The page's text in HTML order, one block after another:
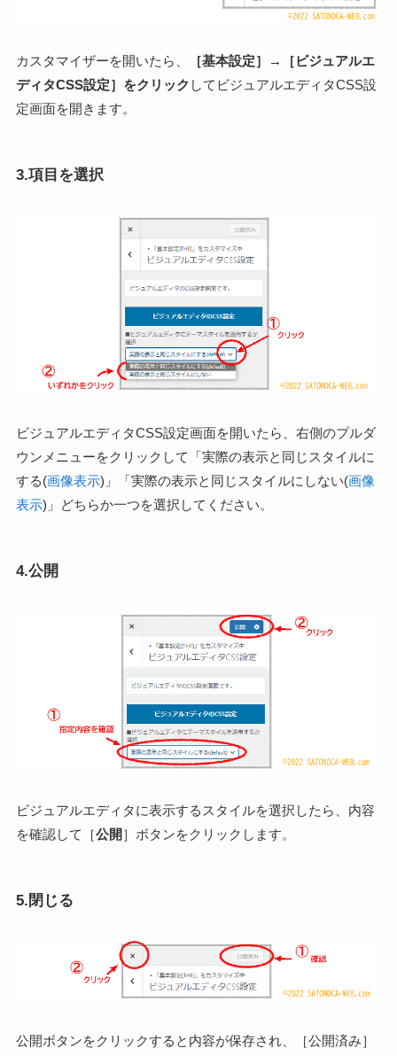
カスタマイザーを開いたら、
［基本設定］→［ビジュアルエ
ディタCSS設定］をクリック してビジュアルエディタCSS設
定画面を開きます。
3.項目を選択
ビジュアルエディタCSS設定画面を開いたら、右側のプルダ
ウンメニューをクリックして「実際の表示と同じスタイルに
する(画像表示)」「実際の表示と同じスタイルにしない(画像
表示)」どちらか一つを選択してください。
4.公開
ビジュアルエディタに表示するスタイルを選択したら、内容
を確認して［公開 ］ボタンをクリックします。
5.閉じる
公開ボタンをクリックすると内容が保存され、［公開済み］